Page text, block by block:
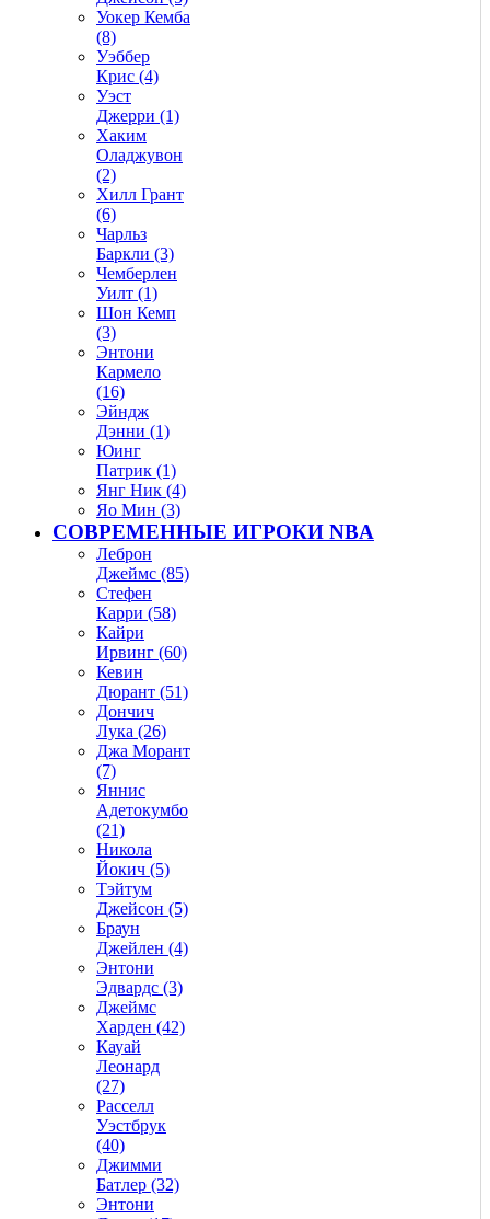
Уокер Кемба
(8)
Уэббер
Крис (4)
Уэст
Джерри (1)
Хаким
Оладжувон
(2)
Хилл Грант
(6)
Чарльз
Баркли (3)
Чемберлен
Уилт (1)
Шон Кемп
(3)
Энтони
Кармело
(16)
Эйндж
Дэнни (1)
Юинг
Патрик (1)
Янг Ник (4)
Яо Мин (3)
СОВРЕМЕННЫЕ ИГРОКИ NBA
Леброн
Джеймс (85)
Стефен
Карри (58)
Кайри
Ирвинг (60)
Кевин
Дюрант (51)
Дончич
Лука (26)
Джа Морант
(7)
Яннис
Адетокумбо
(21)
Никола
Йокич (5)
Тэйтум
Джейсон (5)
Браун
Джейлен (4)
Энтони
Эдвардс (3)
Джеймс
Харден (42)
Кауай
Леонард
(27)
Расселл
Уэстбрук
(40)
Джимми
Батлер (32)
Энтони